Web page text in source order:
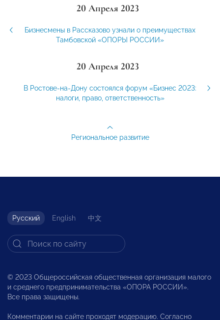
20 Апреля 2023
Бизнесмены в Рассказово узнали о преимуществах
Тамбовской «ОПОРЫ РОССИИ»
20 Апреля 2023
В Ростове-на-Дону состоялся форум «Бизнес 2023:
налоги, право, ответственность»
Региональное развитие
Русский English 中文
© 2023 Общероссийская общественная организация малого
и среднего предпринимательства «ОПОРА РОССИИ».
Все права защищены.
Комментарии на сайте проходят модерацию. Согласно